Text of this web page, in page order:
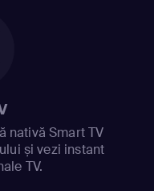
nativă Smart TV
și vezi instant
TV.